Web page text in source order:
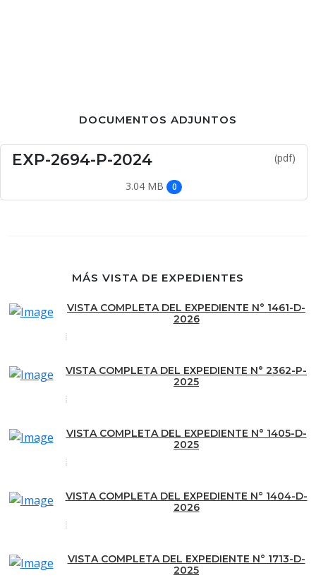
DOCUMENTOS ADJUNTOS
EXP-2694-P-2024 (pdf)
3.04 MB 0
MÁS VISTA DE EXPEDIENTES
VISTA COMPLETA DEL EXPEDIENTE N° 1461-D-
2026
VISTA COMPLETA DEL EXPEDIENTE N° 2362-P-
2025
VISTA COMPLETA DEL EXPEDIENTE N° 1405-D-
2025
VISTA COMPLETA DEL EXPEDIENTE N° 1404-D-
2026
VISTA COMPLETA DEL EXPEDIENTE N° 1713-D-
2025